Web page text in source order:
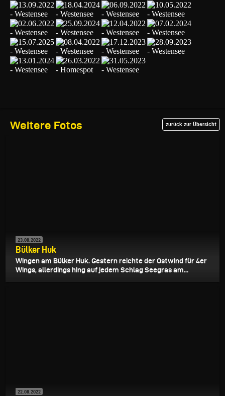
Weitere Fotos zurück zur Übersicht
23.08.2022
Bülker Huk
Wingen am Bülker Huk. Gestern reichte der Ostwind für 4er
Wings, allerdings hing auf jedem Schlag Seegras am...
22.08.2022